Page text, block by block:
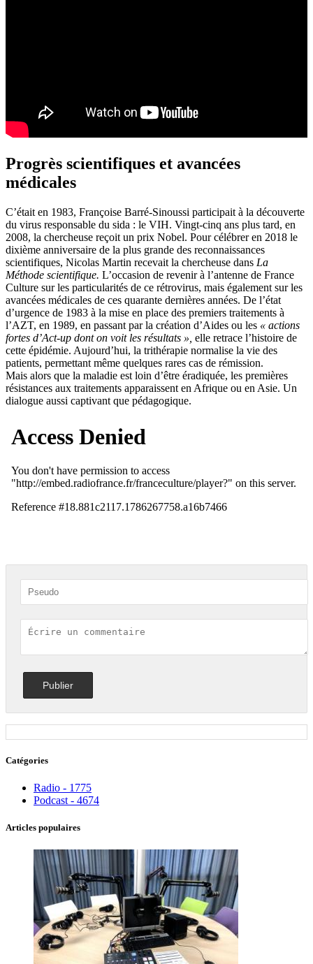
Progrès scientifiques et avancées
médicales
C’était en 1983, Françoise Barré-Sinoussi participait à la découverte
du virus responsable du sida : le VIH. Vingt-cinq ans plus tard, en
2008, la chercheuse reçoit un prix Nobel. Pour célébrer en 2018 le
dixième anniversaire de la plus grande des reconnaissances
scientifiques, Nicolas Martin recevait la chercheuse dans La
Méthode scientifique. L’occasion de revenir à l’antenne de France
Culture sur les particularités de ce rétrovirus, mais également sur les
avancées médicales de ces quarante dernières années. De l’état
d’urgence de 1983 à la mise en place des premiers traitements à
l’AZT, en 1989, en passant par la création d’Aides ou les « actions
fortes d’Act-up dont on voit les résultats », elle retrace l’histoire de
cette épidémie. Aujourd’hui, la trithérapie normalise la vie des
patients, permettant même quelques rares cas de rémission.
Mais alors que la maladie est loin d’être éradiquée, les premières
résistances aux traitements apparaissent en Afrique ou en Asie. Un
dialogue aussi captivant que pédagogique.
Catégories
Radio - 1775
Podcast - 4674
Articles populaires